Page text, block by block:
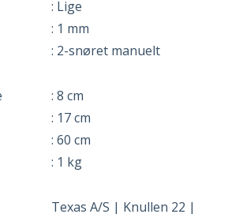
: Lige
: 1 mm
: 2-snøret manuelt
: 8 cm
: 17 cm
: 60 cm
: 1 kg
Texas A/S | Knullen 22 |